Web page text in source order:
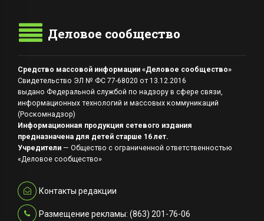
Деловое сообщество
Средство массовой информации «Деловое сообщество»
Свидетельство ЭЛ № ФС 77-68020 от 13.12.2016
выдано Федеральной службой по надзору в сфере связи,
информационных технологий и массовых коммуникаций
(Роскомнадзор)
Информационная продукция сетевого издания
предназначена для детей старше 16 лет.
Учредители — Общество с ограниченной ответственностью
«Деловое сообщество»
Контакты редакции
Размещение рекламы: (863) 201-76-06